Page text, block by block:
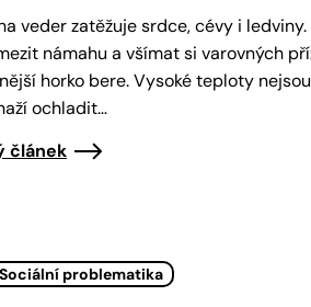
veder zatěžuje srdce, cévy i
námahu a všímat si varovných
horko bere. Vysoké teploty
ochladit…
článek
Sociální problematika